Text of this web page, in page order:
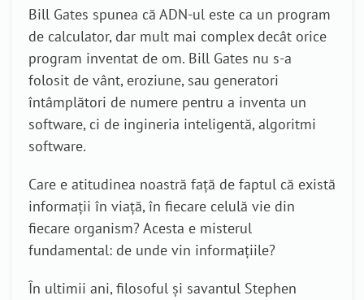
Bill Gates spunea că ADN-ul este ca un program
de calculator, dar mult mai complex decât orice
program inventat de om. Bill Gates nu s-a
folosit de vânt, eroziune, sau generatori
întâmplători de numere pentru a inventa un
software, ci de ingineria inteligentă, algoritmi
software.
Care e atitudinea noastră față de faptul că există
informații în viață, în fiecare celulă vie din
fiecare organism? Acesta e misterul
fundamental: de unde vin informațiile?
În ultimii ani, filosoful și savantul Stephen